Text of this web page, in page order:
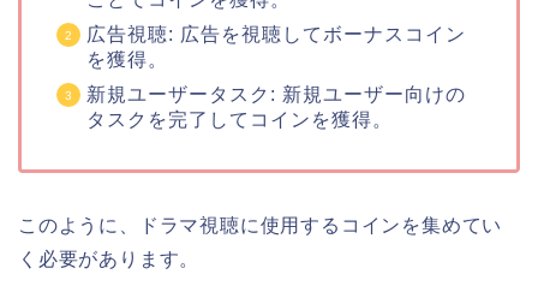
広告視聴: 広告を視聴してボーナスコイン
を獲得。
新規ユーザータスク: 新規ユーザー向けの
タスクを完了してコインを獲得。
このように、ドラマ視聴に使用するコインを集めてい
く必要があります。